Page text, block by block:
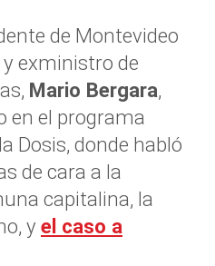
de Montevideo
exministro de
Mario Bergara,
en el programa
Dosis, donde habló
de cara a la
capitalina, la
y el caso a